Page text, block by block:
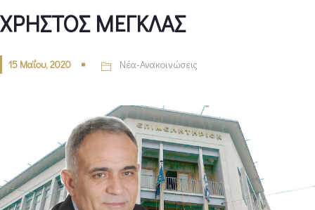
ΧΡΗΣΤΟΣ ΜΕΓΚΛΑΣ
15 Μαΐου, 2020 Νέα-Ανακοινώσεις